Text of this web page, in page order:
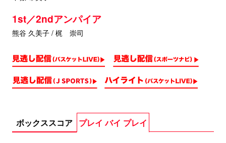
1st／2ndアンパイア
熊谷 久美子 / 梶 崇司
ボックススコア プレイ バイ プレイ